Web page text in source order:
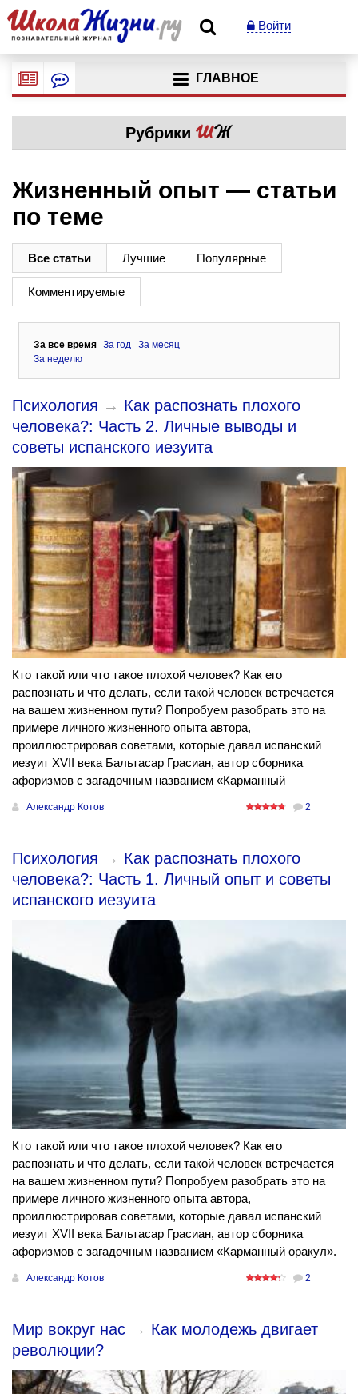
Войти
ГЛАВНОЕ
Рубрики
Жизненный опыт — статьи
по теме
Все статьи Лучшие Популярные
Комментируемые
За все время За год
За месяц
За неделю
Психология → Как распознать плохого
человека?: Часть 2. Личные выводы и
советы испанского иезуита
Кто такой или что такое плохой человек? Как его
распознать и что делать, если такой человек встречается
на вашем жизненном пути? Попробуем разобрать это на
примере личного жизненного опыта автора,
проиллюстрировав советами, которые давал испанский
иезуит XVII века Бальтасар Грасиан, автор сборника
афоризмов с загадочным названием «Карманный
Александр Котов 2
Психология → Как распознать плохого
человека?: Часть 1. Личный опыт и советы
испанского иезуита
Кто такой или что такое плохой человек? Как его
распознать и что делать, если такой человек встречается
на вашем жизненном пути? Попробуем разобрать это на
примере личного жизненного опыта автора,
проиллюстрировав советами, которые давал испанский
иезуит XVII века Бальтасар Грасиан, автор сборника
афоризмов с загадочным названием «Карманный оракул».
Александр Котов 2
Мир вокруг нас → Как молодежь двигает
революции?